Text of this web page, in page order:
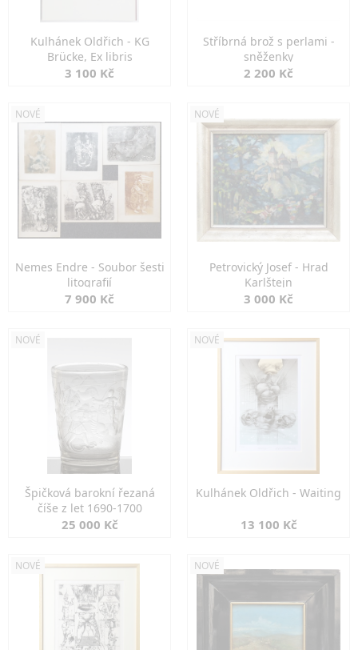
Kulhánek Oldřich - KG
Brücke, Ex libris
3 100 Kč
Stříbrná brož s perlami -
sněženky
2 200 Kč
NOVÉ
Nemes Endre - Soubor šesti
litografií
7 900 Kč
NOVÉ
Petrovický Josef - Hrad
Karlštejn
3 000 Kč
NOVÉ
Špičková barokní řezaná
číše z let 1690-1700
25 000 Kč
NOVÉ
Kulhánek Oldřich - Waiting
13 100 Kč
NOVÉ NOVÉ